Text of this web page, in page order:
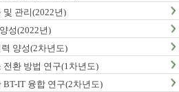
및 관리(2022년)
성(2022년)
양성(2차년도)
환 방법 연구(1차년도)
IT 융합 연구(2차년도)